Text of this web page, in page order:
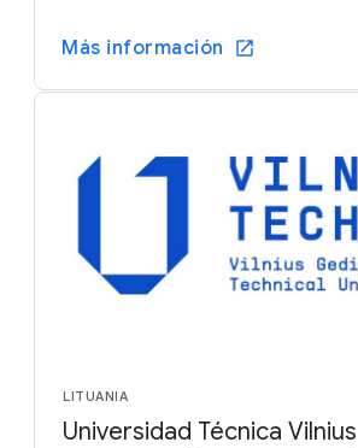
Más información
LITUANIA
Universidad Técnica Vilnius